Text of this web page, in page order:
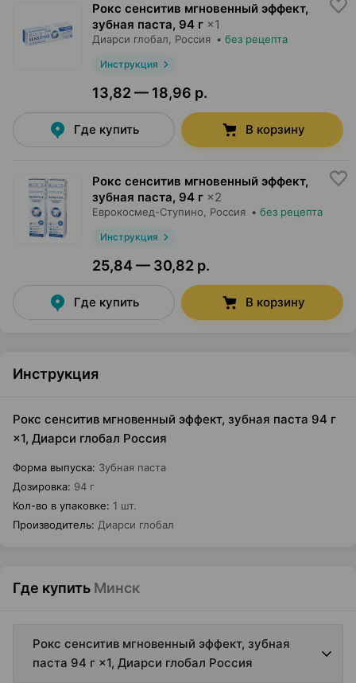
Рокс сенситив мгновенный эффект,
зубная паста, 94 г ×1
Диарси глобал , Россия • без рецепта
Инструкция
13,82 — 18,96 р.
Где купить В корзину
Рокс сенситив мгновенный эффект,
зубная паста, 94 г ×2
Еврокосмед-Ступино , Россия • без рецепта
Инструкция
25,84 — 30,82 р.
Где купить В корзину
Инструкция
Рокс сенситив мгновенный эффект, зубная паста 94 г
×1, Диарси глобал Россия
Форма выпуска: Зубная паста
Дозировка: 94 г
Кол-во в упаковке: 1 шт.
Производитель: Диарси глобал
Где купить Минск
Рокс сенситив мгновенный эффект, зубная
паста 94 г ×1, Диарси глобал Россия